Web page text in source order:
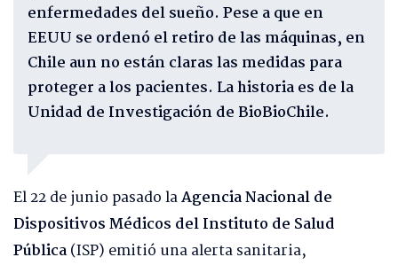
enfermedades del sueño. Pese a que en
EEUU se ordenó el retiro de las máquinas, en
Chile aun no están claras las medidas para
proteger a los pacientes. La historia es de la
Unidad de Investigación de BioBioChile.
El 22 de junio pasado laAgencia Nacional de
Dispositivos Médicos del Instituto de Salud
Pública(ISP) emitió una alerta sanitaria,